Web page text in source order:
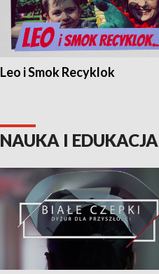
Leo i Smok Recyklok
NAUKA I EDUKACJA